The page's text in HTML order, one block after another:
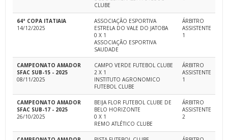
CLUBE
64ª COPA ITATIAIA
14/12/2025
ASSOCIAÇÃO ESPORTIVA
ESTRELA DO VALE DO JATOBA
0 X 1
ASSOCIAÇÃO ESPORTIVA
SAUDADE
ÁRBITRO
ASSISTENTE
1
CAMPEONATO AMADOR
SFAC SUB-15 - 2025
08/11/2025
CAMPO VERDE FUTEBOL CLUBE
2 X 1
INSTITUTO AGRONOMICO
FUTEBOL CLUBE
ÁRBITRO
ASSISTENTE
1
CAMPEONATO AMADOR
SFAC SUB-17 - 2025
26/10/2025
BEIJA FLOR FUTEBOL CLUBE DE
BELO HORIZONTE
0 X 1
REMO ATLÉTICO CLUBE
ÁRBITRO
ASSISTENTE
2